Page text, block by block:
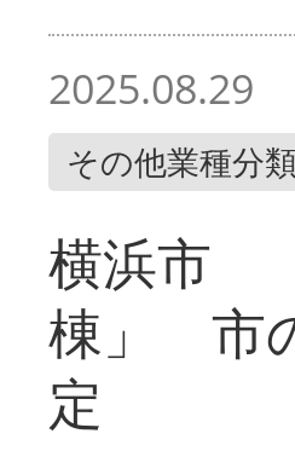
2025.08.29
その他業種分類
横浜市
棟」 市
定